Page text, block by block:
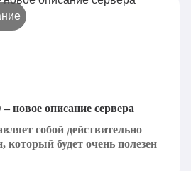
новое описание сервера
собой действительно
который будет очень полезен